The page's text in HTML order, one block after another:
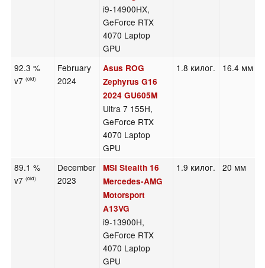
i9-14900HX,
GeForce RTX
4070 Laptop
GPU
92.3 %
v7(old)
February
2024
Asus ROG
Zephyrus G16
2024 GU605M
Ultra 7 155H,
GeForce RTX
4070 Laptop
GPU
1.8 килог. 16.4 мм
89.1 %
v7(old)
December
2023
MSI Stealth 16
Mercedes-AMG
Motorsport
A13VG
i9-13900H,
GeForce RTX
4070 Laptop
GPU
1.9 килог. 20 мм